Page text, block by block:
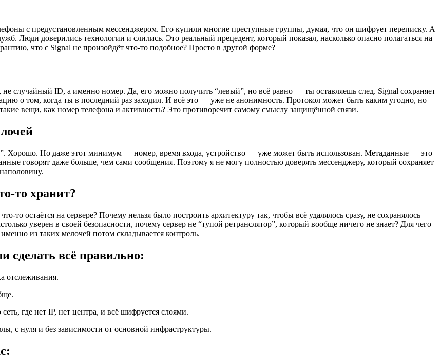
с предустановленным мессенджером. Его купили многие преступные группы, думая, что он шифрует переписку. А
Люди доверились технологии и слились. Это реальный прецедент, который показал, насколько опасно полагаться на
что с Signal не произойдёт что-то подобное? Просто в другой форме?
случайный ID, а именно номер. Да, его можно получить “левый”, но всё равно — ты оставляешь след. Signal сохраняет
о том, когда ты в последний раз заходил. И всё это — уже не анонимность. Протокол может быть каким угодно, но
вещи, как номер телефона и активность? Это противоречит самому смыслу защищённой связи.
Хорошо. Но даже этот минимум — номер, время входа, устройство — уже может быть использован. Метаданные — это
говорят даже больше, чем сами сообщения. Поэтому я не могу полностью доверять мессенджеру, который сохраняет
то хранит?
то остаётся на сервере? Почему нельзя было построить архитектуру так, чтобы всё удалялось сразу, не сохранялось
уверен в своей безопасности, почему сервер не “тупой ретранслятор”, который вообще ничего не знает? Для чего
из таких мелочей потом складывается контроль.
сделать всё правильно:
отслеживания.
где нет IP, нет центра, и всё шифруется слоями.
с нуля и без зависимости от основной инфраструктуры.